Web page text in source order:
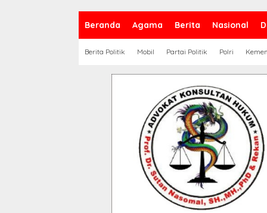
Beranda Agama Berita Nasional
Berita Politik Mobil Partai Politik Polri